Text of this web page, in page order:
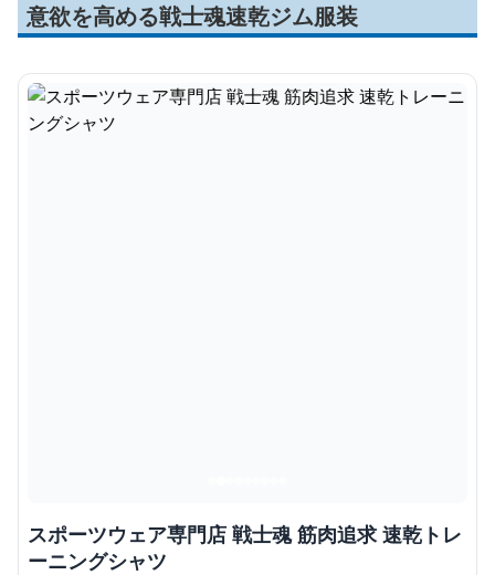
意欲を高める戦士魂速乾ジム服装
スポーツウェア専門店 戦士魂 筋肉追求 速乾トレ
ーニングシャツ